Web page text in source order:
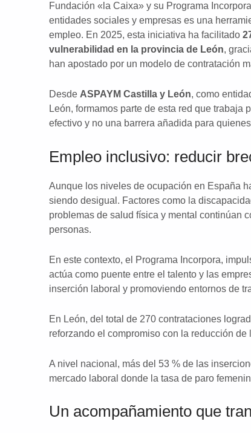
Fundación «la Caixa»y su Programa
entidades sociales y empresas es una
empleo. En 2025, esta iniciativa ha facilitado
vulnerabilidad en la provincia de León,
han apostado por un modelo de contratación
Desde ASPAYM Castilla y León, como
León, formamos parte de esta red que
efectivo y no una barrera añadida para
Empleo inclusivo: reducir
Aunque los niveles de ocupación en España
siendo desigual. Factores como la
problemas de salud física y mental continúan
personas.
En este contexto, el Programa Incorpora,
actúa como puente entre el talento y las
inserción laboral y promoviendo entornos de
En León, del total de 270 contrataciones
reforzando el compromiso con la reducción
A nivel nacional, más del 53 % de las
mercado laboral donde la tasa de paro
Un acompañamiento que